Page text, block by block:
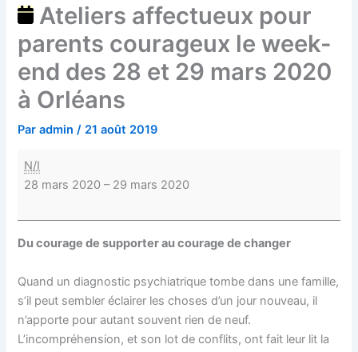
Ateliers affectueux pour
parents courageux le week-
end des 28 et 29 mars 2020
à Orléans
Paradmin/ 21 août 2019
N/I
28 mars 2020 – 29 mars 2020
Du courage de supporter au courage de changer
Quand un diagnostic psychiatrique tombe dans une famille,
s’il peut sembler éclairer les choses d’un jour nouveau, il
n’apporte pour autant souvent rien de neuf.
L’incompréhension, et son lot de conflits, ont fait leur lit la